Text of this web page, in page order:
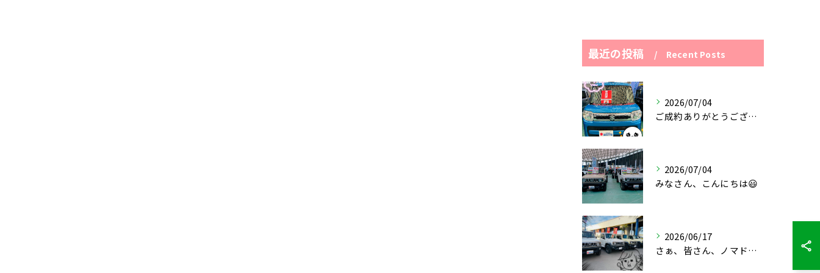
最近の投稿 Recent Posts
2026/07/04
ご成約ありがとうございます😊
2026/07/04
みなさん、こんにちは😃
2026/06/17
さぁ、皆さん、ノマドが揃い踏みですっっっ‼️